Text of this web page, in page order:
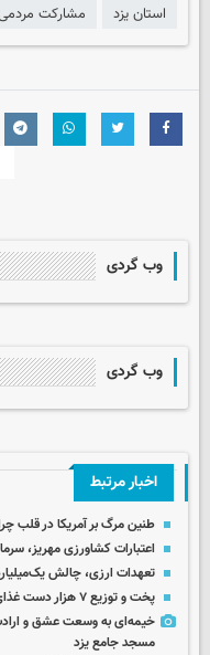
استان یزد مشارکت
وب گردی
وب گردی
اخبار مرتبط
طنین مرگ بر آمریکا در قلب
اعتبارات کشاورزی مهریز،
تعهدات ارزی، چالش
پخت و توزیع ۷ هزار دست غذای نذری در پایانه بار بندرعباس
خیمه‌ای به وسعت عشق و
مسجد جامع یزد